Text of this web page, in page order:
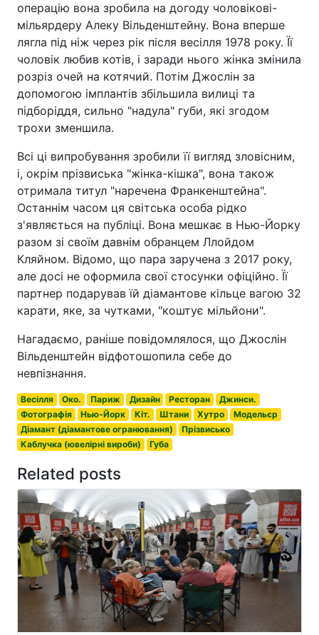
операцію вона зробила на догоду чоловікові-
мільярдеру Алеку Вільденштейну. Вона вперше
лягла під ніж через рік після весілля 1978 року. Її
чоловік любив котів, і заради нього жінка змінила
розріз очей на котячий. Потім Джослін за
допомогою імплантів збільшила вилиці та
підборіддя, сильно "надула" губи, які згодом
трохи зменшила.
Всі ці випробування зробили її вигляд зловісним,
і, окрім прізвиська "жінка-кішка", вона також
отримала титул "наречена Франкенштейна".
Останнім часом ця світська особа рідко
з'являється на публіці. Вона мешкає в Нью-Йорку
разом зі своїм давнім обранцем Ллойдом
Кляйном. Відомо, що пара заручена з 2017 року,
але досі не оформила свої стосунки офіційно. Її
партнер подарував їй діамантове кільце вагою 32
карати, яке, за чутками, "коштує мільйони".
Нагадаємо, раніше повідомлялося, що Джослін
Вільденштейн відфотошопила себе до
невпізнання.
Весілля Око. Париж Дизайн Ресторан
Джинси.
Фотографія
Нью-Йорк Кіт. Штани Хутро
Модельєр
Діамант (діамантове огранювання)
Прізвисько
Каблучка (ювелірні вироби)
Губа
Related posts